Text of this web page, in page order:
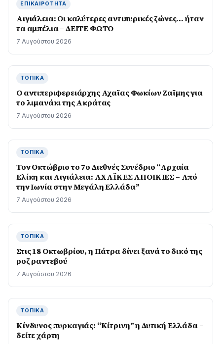
ΕΠΙΚΑΙΡΌΤΗΤΑ
Αιγιάλεια: Οι καλύτερες αντιπυρικές ζώνες… ήταν
τα αμπέλια – ΔΕΙΤΕ ΦΩΤΟ
7 Αυγούστου 2026
ΤΟΠΙΚΆ
O αντιπεριφερειάρχης Αχαϊας Φωκίων Ζαϊμης για
το λιμανάκι της Ακράτας
7 Αυγούστου 2026
ΤΟΠΙΚΆ
Τον Οκτώβριο το 7ο Διεθνές Συνέδριο “Αρχαία
Ελίκη και Αιγιάλεια: ΑΧΑΪΚΕΣ ΑΠΟΙΚΙΕΣ – Από
την Ιωνία στην Μεγάλη Ελλάδα”
7 Αυγούστου 2026
ΤΟΠΙΚΆ
Στις 18 Οκτωβρίου, η Πάτρα δίνει ξανά το δικό της
ροζ ραντεβού
7 Αυγούστου 2026
ΤΟΠΙΚΆ
Kίνδυνος πυρκαγιάς: “Κίτρινη” η Δυτική Ελλάδα –
δείτε χάρτη